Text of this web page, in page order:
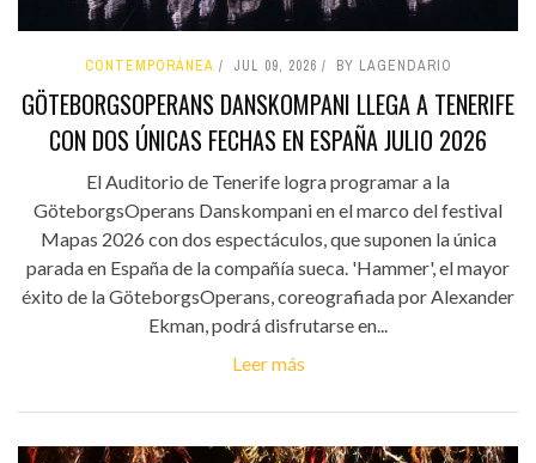
CONTEMPORÁNEA JUL 09, 2026 BY LAGENDARIO
GÖTEBORGSOPERANS DANSKOMPANI LLEGA A TENERIFE
CON DOS ÚNICAS FECHAS EN ESPAÑA JULIO 2026
El Auditorio de Tenerife logra programar a la
GöteborgsOperans Danskompani en el marco del festival
Mapas 2026 con dos espectáculos, que suponen la única
parada en España de la compañía sueca. 'Hammer', el mayor
éxito de la GöteborgsOperans, coreografiada por Alexander
Ekman, podrá disfrutarse en...
Leer más